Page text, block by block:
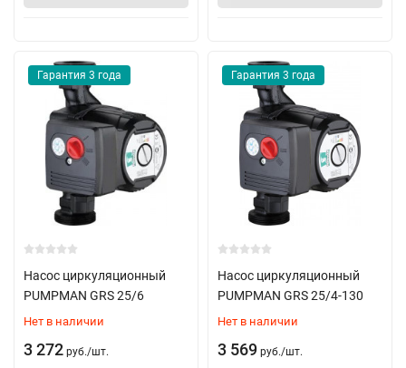
Гарантия 3 года
Насос циркуляционный
PUMPMAN GRS 25/6
Нет в наличии
3 272 руб./шт.
Гарантия 3 года
Насос циркуляционный
PUMPMAN GRS 25/4-130
Нет в наличии
3 569 руб./шт.